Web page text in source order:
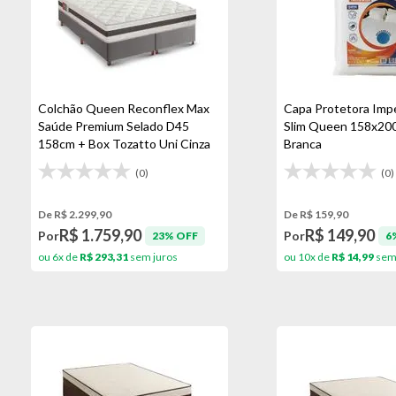
Colchão Queen Reconflex Max
Saúde Premium Selado D45
158cm + Box Tozatto Uni Cinza
(0)
De R$ 2.299,90
PorR$ 1.759,90
23% OFF
ou 6x de R$ 293,31sem juros
Capa Protetora
Slim Queen
Branca
(0)
De R$ 159,90
PorR$ 149,90
ou 10x de R$ 14,99